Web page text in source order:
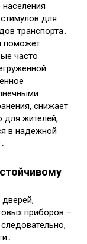
для
транспорта․
поможет
часто
снижает
для жителей,
в надежной
приборов –